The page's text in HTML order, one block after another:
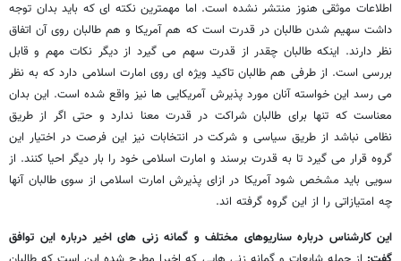
اطلاعات موثقی هنوز منتشر نشده است. اما مهمترین نکته ای که باید بدان توجه
داشت سهیم شدن طالبان در قدرت است که هم آمریکا و هم طالبان روی آن اتفاق
نظر دارند. اینکه طالبان چقدر از قدرت سهم می گیرد از دیگر نکات مهم و قابل
بررسی است. از طرفی هم طالبان تاکید ویژه ای روی امارت اسلامی دارد که به نظر
می رسد این خواسته آنان مورد پذیرش آمریکایی ها نیز واقع شده است. این بدان
معناست که تنها برای طالبان شراکت در قدرت معنا ندارد و حتی اگر از طریق
نظامی نباشد از طریق سیاسی و شرکت در انتخابات نیز این فرصت در اختیار این
گروه قرار می گیرد تا به قدرت برسند و امارت اسلامی خود را بار دیگر احیا کنند. از
سویی باید مشخص شود آمریکا در ازای پذیرش امارت اسلامی از سوی طالبان آنها
چه امتیازاتی را از این گروه گرفته اند.
این کارشناس درباره سناریوهای مختلف و گمانه زنی های اخیر درباره این توافق